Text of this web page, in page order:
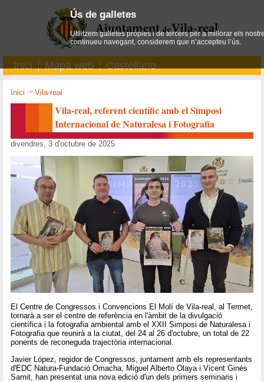
Inici Mapa web Castellano
Inici ->Vila-real
Vila-real, referent científic amb el Simposi
Internacional de Naturalesa i Fotografia
divendres, 3 d'octubre de 2025
El Centre de Congressos i Convencions El Molí de Vila-real, al Termet,
tornarà a ser el centre de referència en l'àmbit de la divulgació
científica i la fotografia ambiental amb el XXII Simposi de Naturalesa i
Fotografia que reunirà a la ciutat, del 24 al 26 d'octubre, un total de 22
ponents de reconeguda trajectòria internacional.
Javier López, regidor de Congressos, juntament amb els representants
d'EDC Natura-Fundació Omacha, Miguel Alberto Olaya i Vicent Ginés
Samit, han presentat una nova edició d'un dels primers seminaris i
Ús de galletes
Utilitzem galletes pròpies i de tercers per a millorar els
continueu navegant, considerem que n’accepteu l’ús.